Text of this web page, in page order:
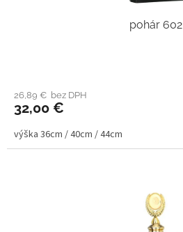
pohár 602
26,89 € bez DPH
32,00 €
výška 36cm / 40cm / 44cm